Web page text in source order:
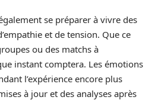
se préparer à vivre des
et de tension. Que ce
ou des matchs à
instant comptera. Les émotions
l’expérience encore plus
à jour et des analyses après